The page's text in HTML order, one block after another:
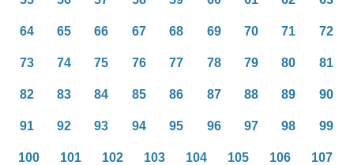
64 65 66 67 68 69 70 71 72
73 74 75 76 77 78 79 80 81
82 83 84 85 86 87 88 89 90
91 92 93 94 95 96 97 98 99
100 101 102 103 104 105 106 107